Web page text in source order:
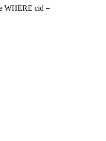
WHERE cid =